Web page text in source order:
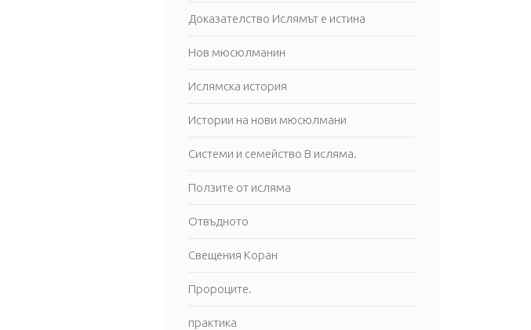
Доказателство Ислямът е истина
Нов мюсюлманин
Ислямска история
Истории на нови мюсюлмани
Системи и семейство В исляма.
Ползите от исляма
Отвъдното
Свещения Коран
Пророците.
практика